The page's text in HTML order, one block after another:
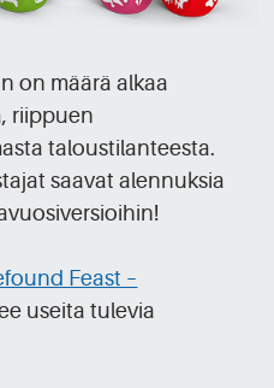
on määrä alkaa
riippuen
taloustilanteesta.
saavat alennuksia
Feast –
useita tulevia